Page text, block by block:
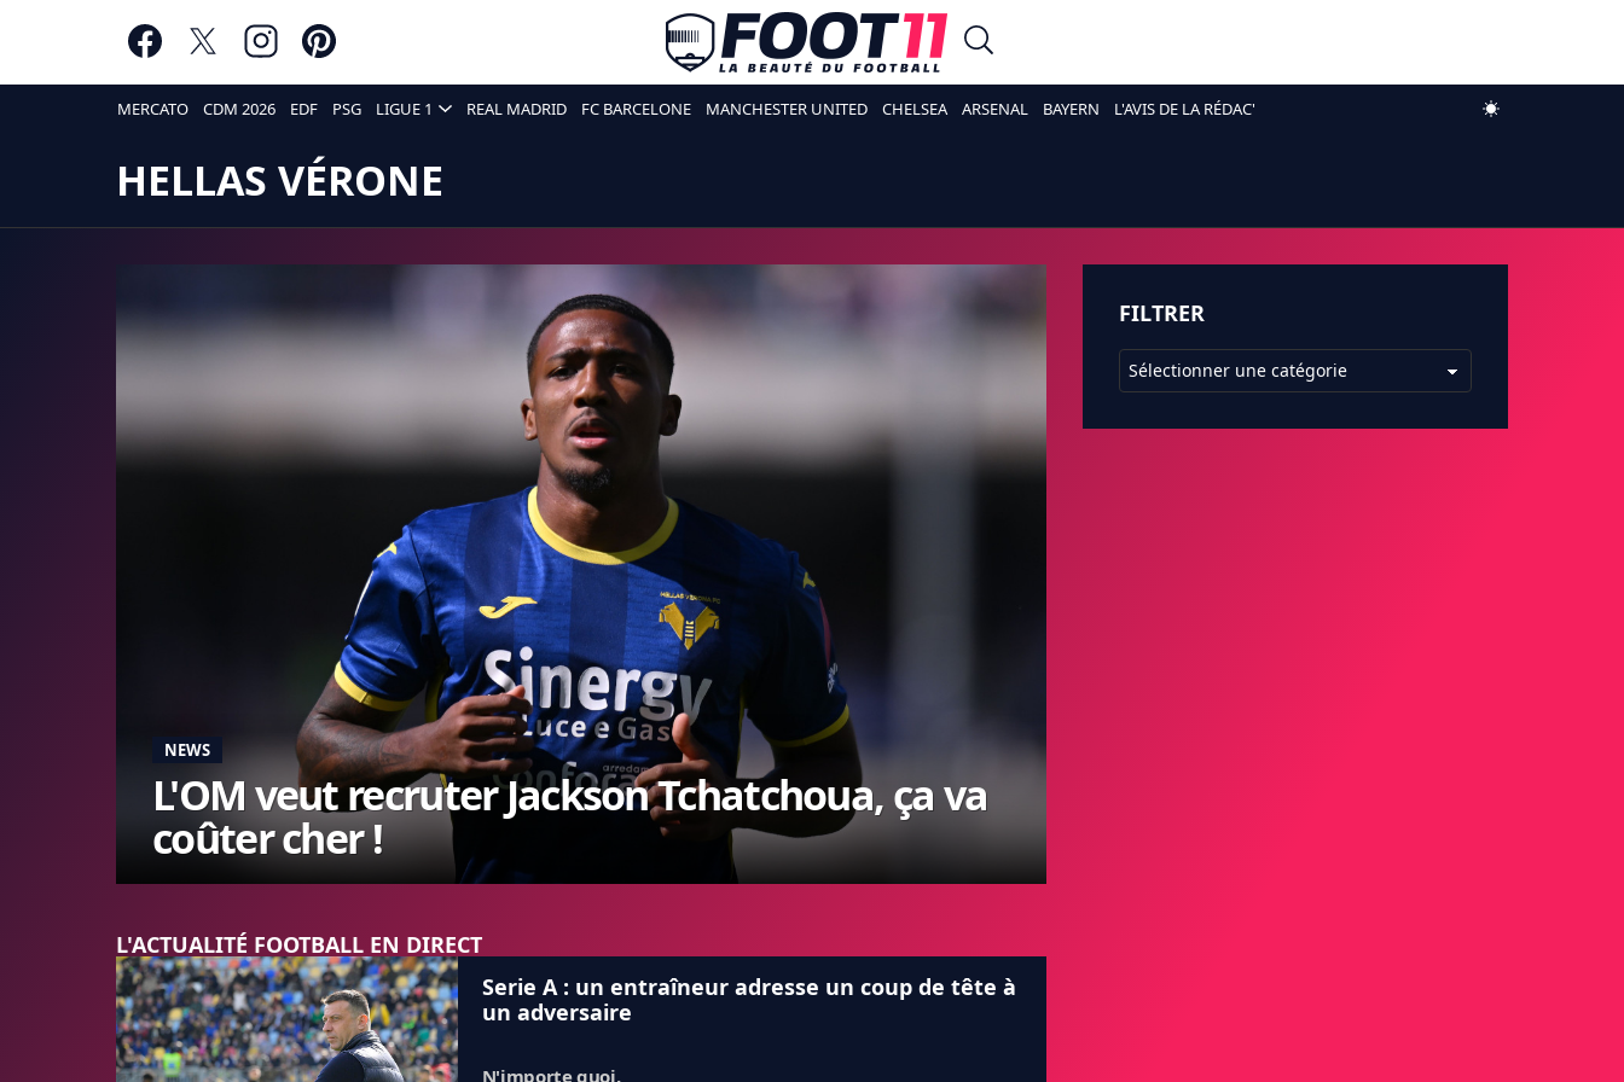
MERCATO CDM 2026 EDF PSG LIGUE 1 REAL MADRID FC BARCELONE MANCHESTER UNITED CHELSEA ARSENAL BAYERN L'AVIS DE LA RÉDAC'
HELLAS VÉRONE
NEWS
L'OM veut recruter Jackson Tchatchoua, ça va
coûter cher !
L'ACTUALITÉ FOOTBALL EN DIRECT
Serie A : un entraîneur adresse un coup de tête à
un adversaire
N'importe quoi.
FILTRER